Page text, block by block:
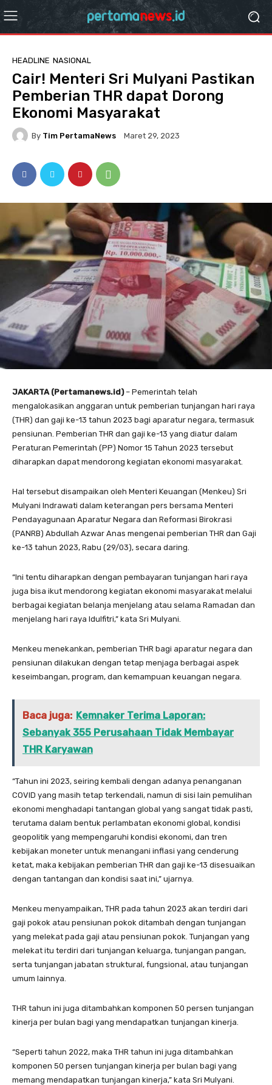
HEADLINE NASIONAL
Cair! Menteri Sri Mulyani Pastikan
Pemberian THR dapat Dorong
Ekonomi Masyarakat
By Tim PertamaNews Maret 29, 2023
JAKARTA (Pertamanews.id) – Pemerintah telah
mengalokasikan anggaran untuk pemberian tunjangan hari raya
(THR) dan gaji ke-13 tahun 2023 bagi aparatur negara, termasuk
pensiunan. Pemberian THR dan gaji ke-13 yang diatur dalam
Peraturan Pemerintah (PP) Nomor 15 Tahun 2023 tersebut
diharapkan dapat mendorong kegiatan ekonomi masyarakat.
Hal tersebut disampaikan oleh Menteri Keuangan (Menkeu) Sri
Mulyani Indrawati dalam keterangan pers bersama Menteri
Pendayagunaan Aparatur Negara dan Reformasi Birokrasi
(PANRB) Abdullah Azwar Anas mengenai pemberian THR dan Gaji
ke-13 tahun 2023, Rabu (29/03), secara daring.
“Ini tentu diharapkan dengan pembayaran tunjangan hari raya
juga bisa ikut mendorong kegiatan ekonomi masyarakat melalui
berbagai kegiatan belanja menjelang atau selama Ramadan dan
menjelang hari raya Idulfitri,” kata Sri Mulyani.
Menkeu menekankan, pemberian THR bagi aparatur negara dan
pensiunan dilakukan dengan tetap menjaga berbagai aspek
keseimbangan, program, dan kemampuan keuangan negara.
Baca juga: Kemnaker Terima Laporan:
Sebanyak 355 Perusahaan Tidak Membayar
THR Karyawan
“Tahun ini 2023, seiring kembali dengan adanya penanganan
COVID yang masih tetap terkendali, namun di sisi lain pemulihan
ekonomi menghadapi tantangan global yang sangat tidak pasti,
terutama dalam bentuk perlambatan ekonomi global, kondisi
geopolitik yang mempengaruhi kondisi ekonomi, dan tren
kebijakan moneter untuk menangani inflasi yang cenderung
ketat, maka kebijakan pemberian THR dan gaji ke-13 disesuaikan
dengan tantangan dan kondisi saat ini,” ujarnya.
Menkeu menyampaikan, THR pada tahun 2023 akan terdiri dari
gaji pokok atau pensiunan pokok ditambah dengan tunjangan
yang melekat pada gaji atau pensiunan pokok. Tunjangan yang
melekat itu terdiri dari tunjangan keluarga, tunjangan pangan,
serta tunjangan jabatan struktural, fungsional, atau tunjangan
umum lainnya.
THR tahun ini juga ditambahkan komponen 50 persen tunjangan
kinerja per bulan bagi yang mendapatkan tunjangan kinerja.
“Seperti tahun 2022, maka THR tahun ini juga ditambahkan
komponen 50 persen tunjangan kinerja per bulan bagi yang
memang mendapatkan tunjangan kinerja,” kata Sri Mulyani.